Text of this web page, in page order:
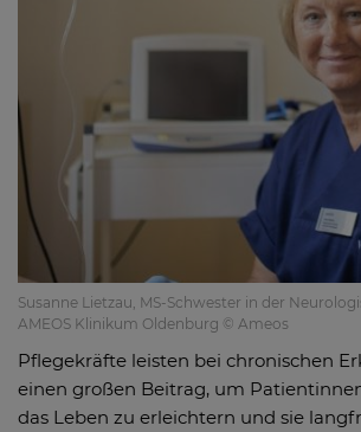
Susanne Lietzau, MS-Schwester in der
AMEOS Klinikum Oldenburg © Ameos
Pflegekräfte leisten bei chronischen
einen großen Beitrag, um
das Leben zu erleichtern und sie